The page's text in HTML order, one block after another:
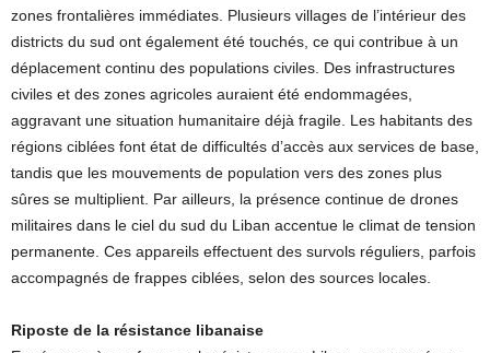
zones frontalières immédiates. Plusieurs villages de l’intérieur des
districts du sud ont également été touchés, ce qui contribue à un
déplacement continu des populations civiles. Des infrastructures
civiles et des zones agricoles auraient été endommagées,
aggravant une situation humanitaire déjà fragile. Les habitants des
régions ciblées font état de difficultés d’accès aux services de base,
tandis que les mouvements de population vers des zones plus
sûres se multiplient. Par ailleurs, la présence continue de drones
militaires dans le ciel du sud du Liban accentue le climat de tension
permanente. Ces appareils effectuent des survols réguliers, parfois
accompagnés de frappes ciblées, selon des sources locales.
Riposte de la résistance libanaise